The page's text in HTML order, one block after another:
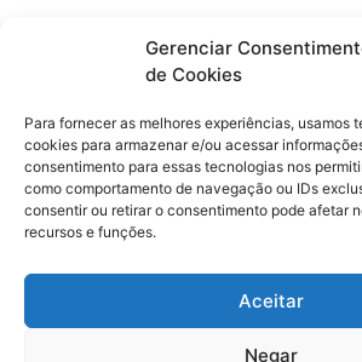
Gerenciar
de Cookies
Para fornecer as melhores experiências, usamos
cookies para armazenar e/ou acessar
consentimento para essas tecnologias nos
como comportamento de navegação ou IDs
consentir ou retirar o consentimento pode afetar
recursos e funções.
Aceitar
Negar
(31) 99795-6921
E-mail